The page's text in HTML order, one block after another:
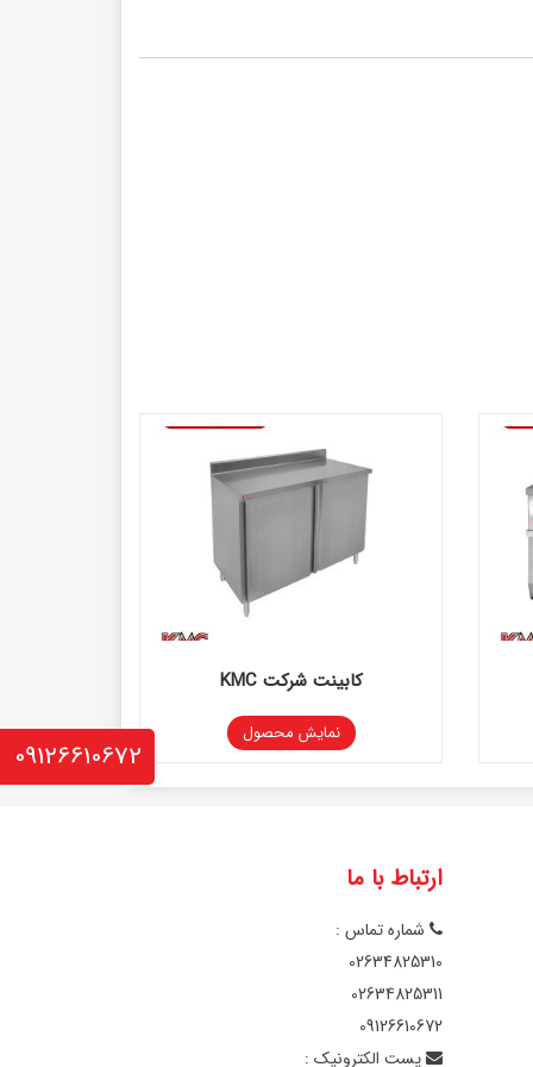
کابینت شرکت KMC
نمایش محصول
ارتباط با ما
شماره تماس :
02634825310
02634825311
09126610672
پست الکترونیک :
09126610672